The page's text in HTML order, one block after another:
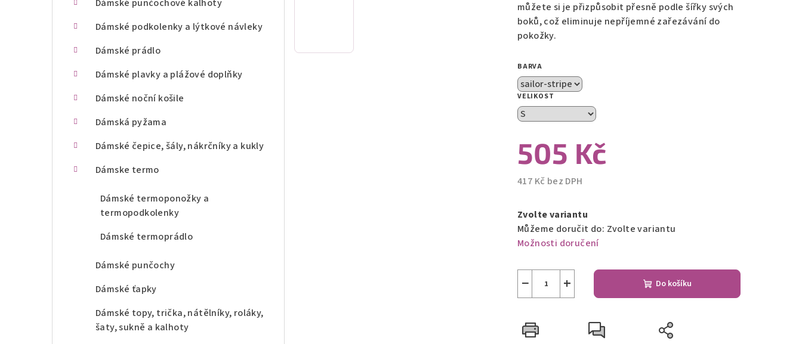
Dámské punčochové kalhoty
Dámské podkolenky a lýtkové návleky
Dámské prádlo
Dámské plavky a plážové doplňky
Dámské noční košile
Dámská pyžama
Dámské čepice, šály, nákrčníky a kukly
Dámske termo
Dámské termoponožky a
termopodkolenky
Dámské termoprádlo
Dámské punčochy
Dámské ťapky
Dámské topy, trička, nátělníky, roláky,
šaty, sukně a kalhoty
5
hvězdiček.
můžete si je přizpůsobit přesně podle šířky svých
boků, což eliminuje nepříjemné zařezávání do
pokožky.
BARVA
VELIKOST
505 Kč
417 Kč bez DPH
cena:
Zvolte variantu
Můžeme doručit do: Zvolte variantu
Možnosti doručení
+
− Do košíku